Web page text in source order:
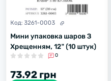
Код: 3261-0003
Мини упаковка шаров З
Хрещенням, 12" (10 штук)
0
73.92 грн